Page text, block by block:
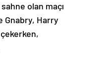
olan maçı
Gnabry, Harry